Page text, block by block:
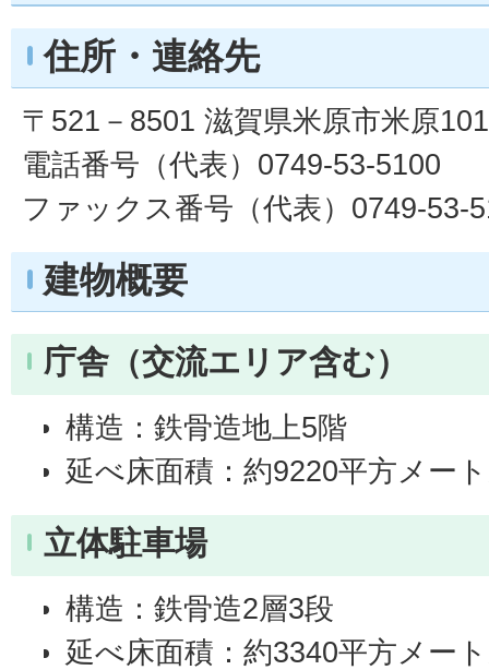
住所・連絡先
〒521－8501 滋賀県米原市米原
電話番号（代表）0749-53-5100
ファックス番号（代表）0749-53-
建物概要
庁舎（交流エリア含む）
構造：鉄骨造地上5階
延べ床面積：約9220平方メー
立体駐車場
構造：鉄骨造2層3段
延べ床面積：約3340平方メー